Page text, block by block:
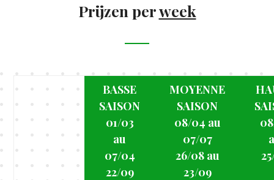
Prijzen perweek
BASSE
SAISON
01/03
au
07/04
22/09
MOYENNE
SAISON
08/04 au
07/07
26/08 au
23/09